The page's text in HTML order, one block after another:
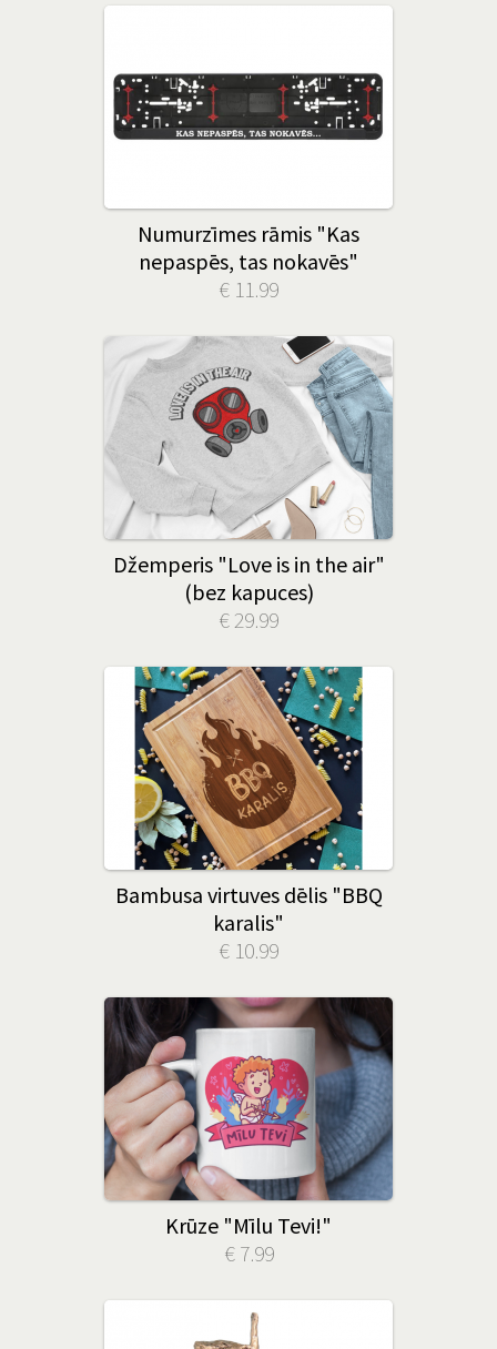
Numurzīmes rāmis "Kas
nepaspēs, tas nokavēs"
€ 11.99
Džemperis "Love is in the air"
(bez kapuces)
€ 29.99
Bambusa virtuves dēlis "BBQ
karalis"
€ 10.99
Krūze "Mīlu Tevi!"
€ 7.99